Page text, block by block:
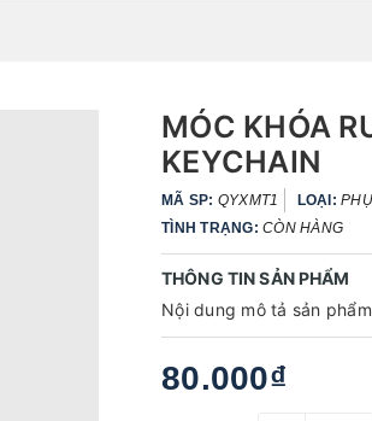
MÓC KHÓA
KEYCHAIN
MÃ SP: QYXMT1 LOẠI:
TÌNH TRẠNG: CÒN HÀNG
THÔNG TIN SẢN PHẨM
Nội dung mô tả sản
80.000₫